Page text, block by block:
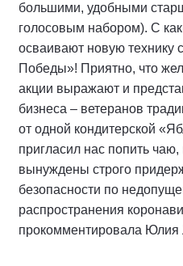
большими, удобными
голосовым набором). С
осваивают новую
Победы»! Приятно, что
акции выражают и
бизнеса – ветеранов
от одной кондитерской
пригласил нас попить
вынуждены строго
безопасности по
распространения
прокомментировала Юлия